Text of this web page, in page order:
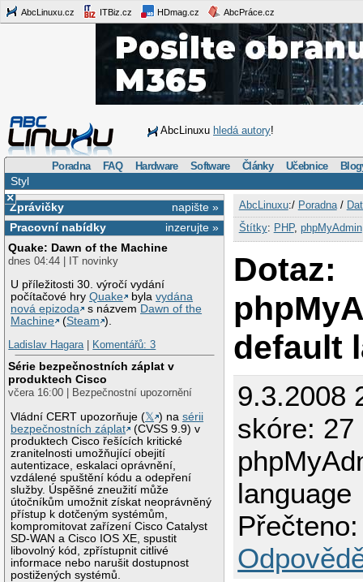
AbcLinuxu.cz ITBiz.cz HDmag.cz AbcPráce.cz
AbcLinuxu hledá autory!
Poradna FAQ Hardware Software Články Učebnice
Styl
×
napište »
Zprávičky
inzerujte »
Pracovní nabídky
Quake: Dawn of the Machine
dnes 04:44 | IT novinky
U příležitosti 30. výročí vydání
počítačové hryQuake bylavydána
nová epizoda
s názvem Dawn of the
Machine
(Steam ).
Ladislav Hagara| Komentářů: 3
Série bezpečnostních záplat v
produktech Cisco
včera 16:00 | Bezpečnostní upozornění
Vládní CERT upozorňuje (𝕏 ) nasérii
bezpečnostních záplat
(CVSS 9.9) v
produktech Cisco řešících kritické
zranitelnosti umožňující obejití
autentizace, eskalaci oprávnění,
vzdálené spuštění kódu a odepření
služby. Úspěšné zneužití může
útočníkům umožnit získat neoprávněný
přístup k dotčeným systémům,
kompromitovat zařízení Cisco Catalyst
SD-WAN a Cisco IOS XE, spustit
libovolný kód, zpřístupnit citlivé
informace nebo narušit dostupnost
postižených systémů.
AbcLinuxu:/ Poradna/
Štítky: PHP, phpMyAdmin
Dotaz:
default
9.3.2008
skóre: 27
language